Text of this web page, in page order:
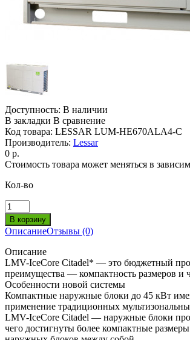
Доступность: В наличии
В закладки В сравнение
Код товара: LESSAR LUM-HE670ALA4-C
Производитель: Lessar
0 р.
Стоимость товара может меняться в
Кол-во
ОписаниеОтзывы (0)
Описание
LMV-IceCore Citadel* — это бюджетный
преимущества — компактность размеров и
Особенности новой системы
Компактные наружные блоки до 45 кВт
применение традиционных
LMV-IceCore Citadel — наружные блоки
чего достигнуты более компактные